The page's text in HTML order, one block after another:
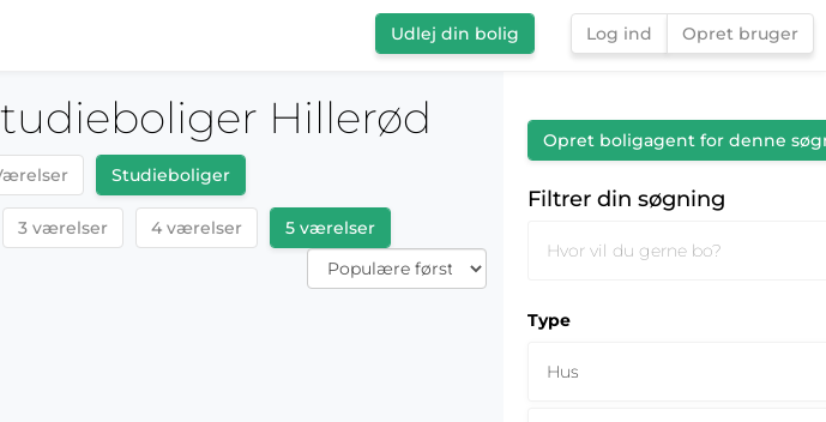
Udlej din bolig Log ind Opret bruger
Hillerød
Studieboliger
3 værelser 4 værelser 5 værelser
Opret boligagent for denne
Filtrer din søgning
Type
Hus